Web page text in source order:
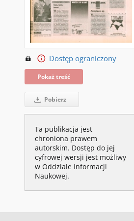
Dostęp ograniczony
Pokaż treść
Pobierz
Ta publikacja jest
chroniona prawem
autorskim. Dostęp do jej
cyfrowej wersji jest możliwy
w Oddziale Informacji
Naukowej.